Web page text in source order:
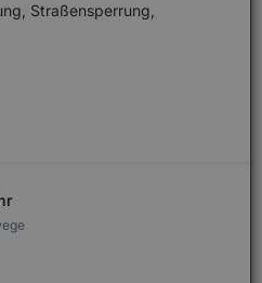
Straßensperrung,